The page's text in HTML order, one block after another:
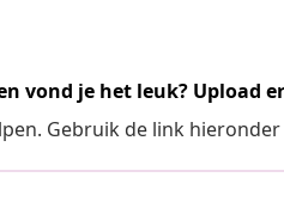
vond je het leuk? Upload
Gebruik de link